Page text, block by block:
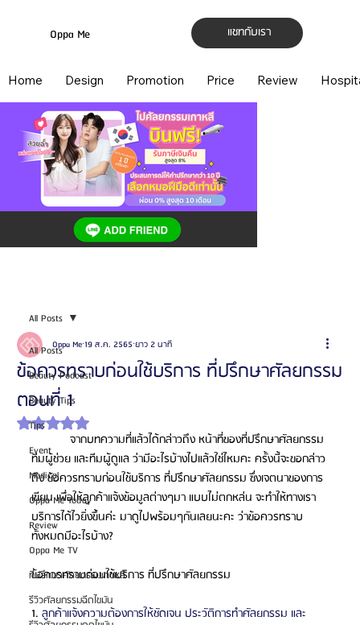
แชทกับเรา
Oppa Me
Home Design Promotion Price Review
All Posts
Beauty Podcast
Beauty Tips
Tips
Event
Medical
Oppa Me Today
Review
Oppa Me TV
ที่ปรึกษาศัลยกรรมเกาหลี
รีวิวศัลยกรรมฉีดไขมัน
All Posts
ข้อควรทราบก่อนใช้บริการ ที่ปรึกษาศัลยกรรม
ตอนที่ 1
Oppa Me19 ส.ค. 2565 ยาว 2 นาที
ได้รับ NaN เต็ม 5 ดาว
จากบทความที่แล้วได้กล่าวถึง หน้าที่ของที่ปรึกษาศัลยกรรม
ทีมผู้ช่วย และทีมผู้ดูแล ว่ามีอะไรบ้างไปแล้วใช่ไหมคะ ครั้งนี้จะขอกล่าว
ถึง ข้อควรทราบก่อนใช้บริการ ที่ปรึกษาศัลยกรรม ซึ่งเจตนาของการ
เขียน เพื่อให้ลูกค้าแจ้งข้อมูลต่างๆมา แบบไม่ตกหล่น จะทำให้ทางเรา
บริการได้ไวยิ่งขึ้นค่ะ มาดูไปพร้อมๆกันเลยนะคะ ว่าข้อควรทราบ
ทั้งหมดมีอะไรบ้าง?
ข้อควรทราบก่อนใช้บริการ ที่ปรึกษาศัลยกรรม
1. ลูกค้าแจ้งความต้องการให้ชัดเจน ประวัติการทำศัลยกรรม และ